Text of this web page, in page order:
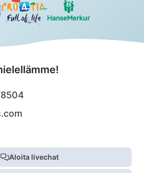
Aloita livechat